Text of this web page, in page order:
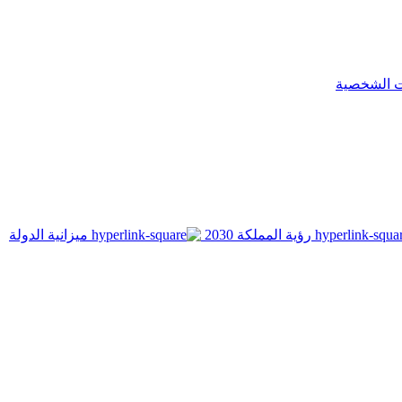
الشخصية
رؤية المملكة 2030 ميزانية الدولة